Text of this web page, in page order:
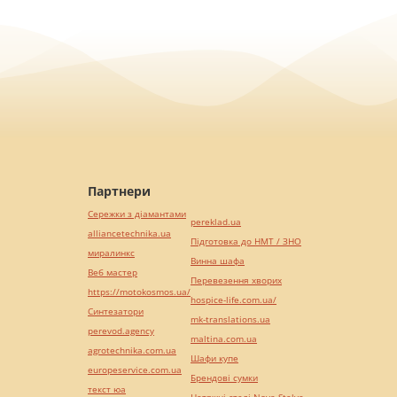
Партнери
Сережки з діамантами
alliancetechnika.ua
миралинкс
Веб мастер
https://motokosmos.ua/
Синтезатори
perevod.agency
agrotechnika.com.ua
europeservice.com.ua
текст юа
pereklad.ua
Підготовка до НМТ / ЗНО
Винна шафа
Перевезення хворих
hospice-life.com.ua/
mk-translations.ua
maltina.com.ua
Шафи купе
Брендові сумки